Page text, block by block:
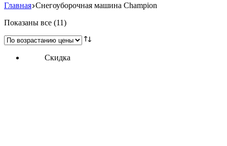
Главная Снегоуборочная машина Champion
Показаны все (11)Цены:
возрастанию
Скидка